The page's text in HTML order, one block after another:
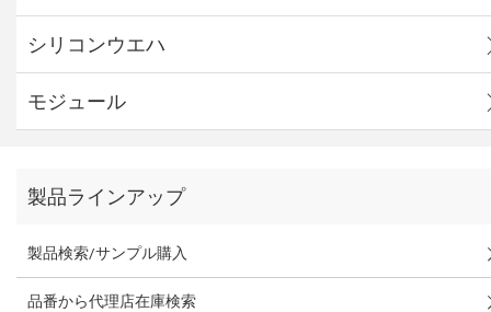
シリコンウエハ
モジュール
製品ラインアップ
製品検索/サンプル購入
品番から代理店在庫検索